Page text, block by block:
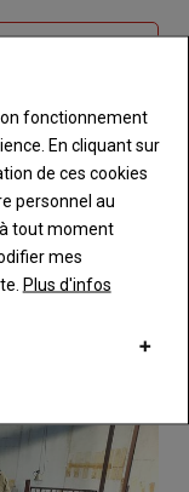
votre
site}.
fonctionnement
En cliquant sur
de ces cookies
personnel au
tout moment
mes
Plus d'infos